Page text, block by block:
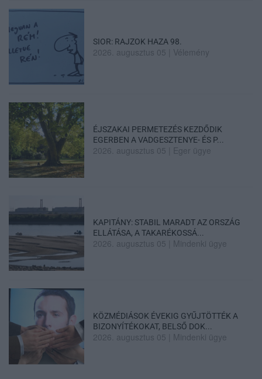
SIOR: RAJZOK HAZA 98.
2026. augusztus 05 Vélemény
ÉJSZAKAI PERMETEZÉS KEZDŐDIK
EGERBEN A VADGESZTENYE- ÉS P...
2026. augusztus 05 Eger ügye
KAPITÁNY: STABIL MARADT AZ ORSZÁG
ELLÁTÁSA, A TAKARÉKOSSÁ...
2026. augusztus 05 Mindenki ügye
KÖZMÉDIÁSOK ÉVEKIG GYŰJTÖTTÉK A
BIZONYÍTÉKOKAT, BELSŐ DOK...
2026. augusztus 05 Mindenki ügye